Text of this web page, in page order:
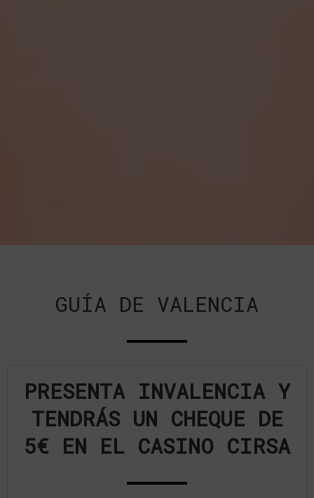
GUÍA DE VALENCIA
PRESENTA INVALENCIA Y
TENDRÁS UN CHEQUE DE
5€ EN EL CASINO CIRSA